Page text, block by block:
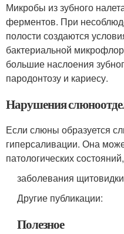
Микробы из зубного
ферментов. При
полости создаются
бактериальной
большие наслоения
пародонтозу и кариесу.
Нарушения
Если слюны образуется
гиперсаливации. Она
патологических
заболевания
Другие публикации:
Полезное